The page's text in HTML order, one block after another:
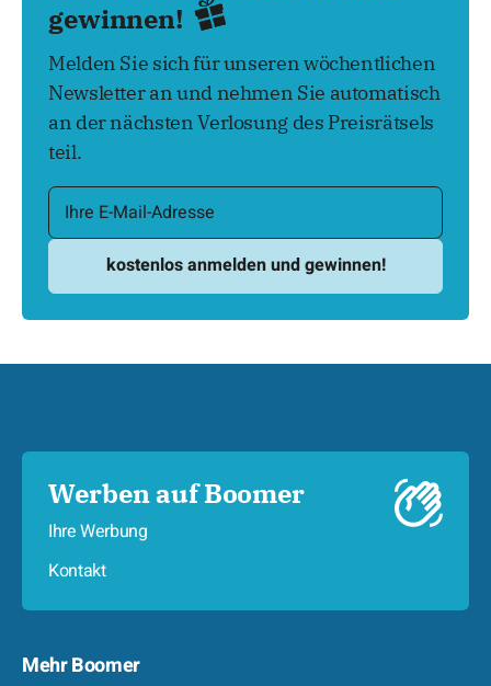
gewinnen!
Melden Sie sich für unseren wöchentlichen
Newsletter an und nehmen Sie automatisch
an der nächsten Verlosung des Preisrätsels
teil.
Werben auf Boomer
Ihre Werbung
Kontakt
Mehr Boomer